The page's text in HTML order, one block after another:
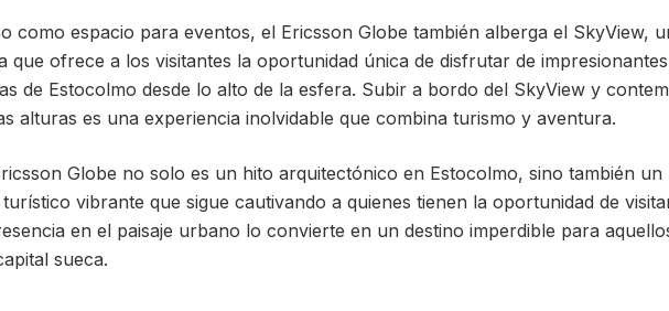
como espacio para eventos, el Ericsson Globe también alberga el SkyView,
que ofrece a los visitantes la oportunidad única de disfrutar de impresionantes
de Estocolmo desde lo alto de la esfera. Subir a bordo del SkyView y
alturas es una experiencia inolvidable que combina turismo y aventura.
Globe no solo es un hito arquitectónico en Estocolmo, sino también un
vibrante que sigue cautivando a quienes tienen la oportunidad de
en el paisaje urbano lo convierte en un destino imperdible para
sueca.